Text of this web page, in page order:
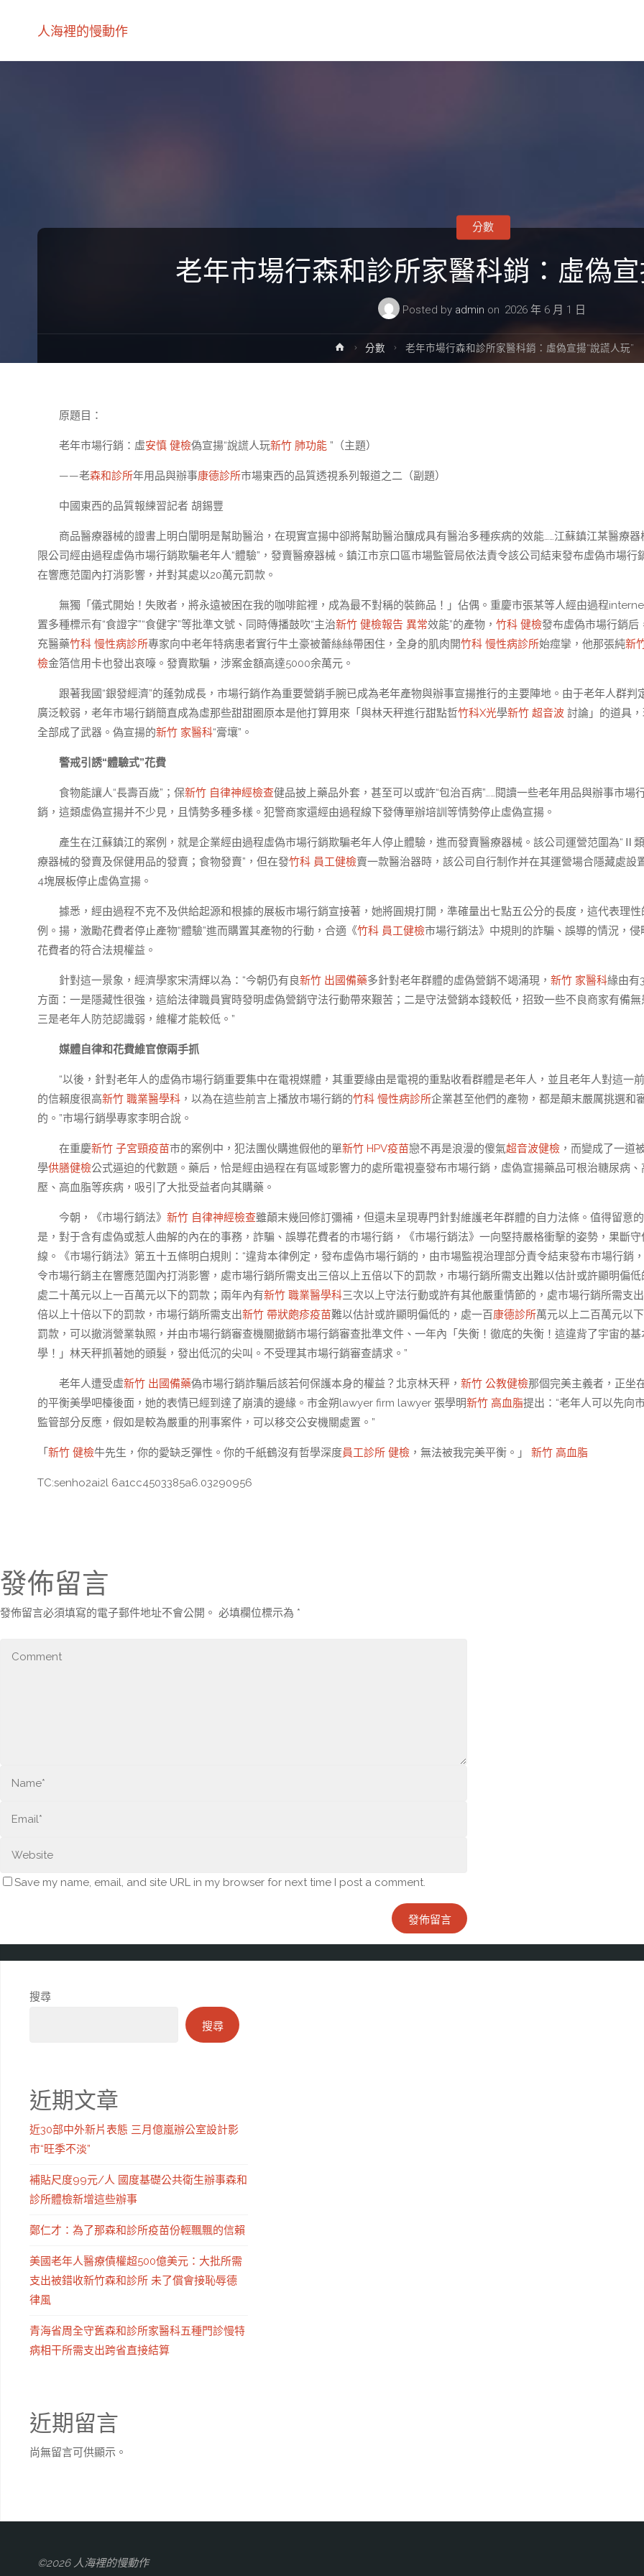
人海裡的慢動作
老年市場行森和診所家醫科銷：虛偽宣
Posted by admin on 2026 年 6 月 1 日
分數
Home分數 老年市場行森和診所家醫科銷：虛偽宣揚“說謊人玩”
原題目：
老年市場行銷：虛安慎 健檢偽宣揚“說謊人玩新竹 肺功能 ”（主題）
——老森和診所年用品與辦事康德診所市場東西的品質透視系列報道之二（副題）
中國東西的品質報練習記者 胡錫豐
商品醫療器械的證書上明白闡明是幫助醫治，在現實宣揚中卻將幫助醫治釀成具有醫治多種疾病的效能……江蘇鎮江某醫療器
限公司經由過程虛偽市場行銷欺騙老年人“體驗”，發賣醫療器械。鎮江市京口區市場監管局依法責令該公司結束發布虛偽市場行
在響應范圍內打消影響，并對其處以20萬元罰款。
無獨「儀式開始！失敗者，將永遠被困在我的咖啡館裡，成為最不對稱的裝飾品！」佔偶。重慶市張某等人經由過程
置多種標示有“食證字”“食健字”等批準文號、同時傳播鼓吹“主治新竹 健檢報告 異常效能”的產物， 竹科 健檢發布虛偽市場行銷后
充醫藥竹科 慢性病診所專家向中老年特病患者實行牛土豪被蕾絲絲帶困住，全身的肌肉開竹科 慢性病診所始痙攣，他那張純新
檢金箔信用卡也發出哀嚎。發賣欺騙，涉案金額高達5000余萬元。
跟著我國“銀發經濟”的蓬勃成長，市場行銷作為重要營銷手腕已成為老年產物與辦事宣揚推行的主要陣地。由于老年人群判
廣泛較弱，老年市場行銷簡直成為虛那些甜甜圈原本是他打算用來「與林天秤進行甜點哲竹科X光學新竹 超音波 討論」的道具
全部成了武器。偽宣揚的新竹 家醫科“膏壤”。
警戒引誘“體驗式”花費
食物能讓人“長壽百歲”；保新竹 自律神經檢查健品披上藥品外套，甚至可以或許“包治百病”……閱讀一些老年用品與辦事市場
銷，這類虛偽宣揚并不少見，且情勢多種多樣。犯警商家還經由過程線下發傳單辦培訓等情勢停止虛偽宣揚。
產生在江蘇鎮江的案例，就是企業經由過程虛偽市場行銷欺騙老年人停止體驗，進而發賣醫療器械。該公司運營范圍為“Ⅱ
療器械的發賣及保健用品的發賣；食物發賣”，但在發竹科 員工健檢賣一款醫治器時，該公司自行制作并在其運營場合隱藏處設
4塊展板停止虛偽宣揚。
據悉，經由過程不克不及供給起源和根據的展板市場行銷宣接著，她將圓規打開，準確量出七點五公分的長度，這代表理性
例。揚，激勵花費者停止產物“體驗”進而購置其產物的行動，合適《竹科 員工健檢市場行銷法》中規則的詐騙、誤導的情況，侵
花費者的符合法規權益。
針對這一景象，經濟學家宋清輝以為：“今朝仍有良新竹 出國備藥多針對老年群體的虛偽營銷不竭涌現， 新竹 家醫科緣由有
方面：一是隱藏性很強，這給法律職員實時發明虛偽營銷守法行動帶來艱苦；二是守法營銷本錢較低，招致一些不良商家有備無
三是老年人防范認識弱，維權才能較低。”
媒體自律和花費維官僚兩手抓
“以後，針對老年人的虛偽市場行銷重要集中在電視媒體，其重要緣由是電視的重點收看群體是老年人，並且老年人對這一
的信賴度很高新竹 職業醫學科 ，以為在這些前言上播放市場行銷的竹科 慢性病診所企業甚至他們的產物，都是顛末嚴厲挑選和
的。”市場行銷學專家李明合說。
在重慶新竹 子宮頸疫苗市的案例中，犯法團伙購進假他的單新竹 HPV疫苗戀不再是浪漫的傻氣超音波健檢 ，而變成了一道
學供膳健檢公式逼迫的代數題。藥后，恰是經由過程在有區域影響力的處所電視臺發布市場行銷，虛偽宣揚藥品可根治糖尿病、
壓、高血脂等疾病，吸引了大批受益者向其購藥。
今朝，《市場行銷法》 新竹 自律神經檢查雖顛末幾回修訂彌補，但還未呈現專門針對維護老年群體的自力法條。值得留意的
是，對于含有虛偽或惹人曲解的內在的事務，詐騙、誤導花費者的市場行銷，《市場行銷法》一向堅持嚴格衝擊的姿勢，果斷守
線。《市場行銷法》第五十五條明白規則：“違背本律例定，發布虛偽市場行銷的，由市場監視治理部分責令結束發布市場行銷
令市場行銷主在響應范圍內打消影響，處市場行銷所需支出三倍以上五倍以下的罰款，市場行銷所需支出難以估計或許顯明偏低
處二十萬元以上一百萬元以下的罰款；兩年內有新竹 職業醫學科三次以上守法行動或許有其他嚴重情節的，處市場行銷所需支
倍以上十倍以下的罰款，市場行銷所需支出新竹 帶狀皰疹疫苗難以估計或許顯明偏低的，處一百康德診所萬元以上二百萬元以
罰款，可以撤消營業執照，并由市場行銷審查機關撤銷市場行銷審查批準文件、一年內「失衡！徹底的失衡！這違背了宇宙的基
學！」林天秤抓著她的頭髮，發出低沉的尖叫。不受理其市場行銷審查請求。”
老年人遭受虛新竹 出國備藥偽市場行銷詐騙后該若何保護本身的權益？北京林天秤， 新竹 公教健檢那個完美主義者，正坐
的平衡美學吧檯後面，她的表情已經到達了崩潰的邊緣。市金朔lawyer firm lawyer 張學明新竹 高血脂提出：“老年人可以先向
監管部分反應，假如是較為嚴重的刑事案件，可以移交公安機關處置。”
「 新竹 健檢牛先生，你的愛缺乏彈性。你的千紙鶴沒有哲學深度員工診所 健檢 ，無法被我完美平衡。」 新竹 高血脂
TC:senho2ai2l 6a1cc4503385a6.03290956
發佈留言
發佈留言必須填寫的電子郵件地址不會公開。 必填欄位標示為 *
Save my name, email, and site URL in my browser for next time I post a comment.
搜尋
搜尋
近期文章
近30部中外新片表態 三月億嵐辦公室設計影
市“旺季不淡”
補貼尺度99元/人 國度基礎公共衛生辦事森和
診所體檢新增這些辦事
鄭仁才：為了那森和診所疫苗份輕飄飄的信賴
美國老年人醫療債權超500億美元：大批所需
支出被錯收新竹森和診所 未了償會接恥辱德
律風
青海省周全守舊森和診所家醫科五種門診慢特
病相干所需支出跨省直接結算
近期留言
尚無留言可供顯示。
©2026 人海裡的慢動作